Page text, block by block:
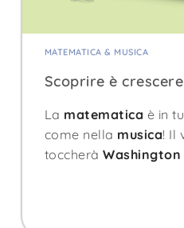
MATEMATICA & MUSICA
Scoprire è crescere
La matematica è in
come nella musica! Il
toccherà Washington